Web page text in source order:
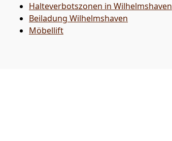
Halteverbotszonen in Wilhelmshaven
Beiladung Wilhelmshaven
Möbellift